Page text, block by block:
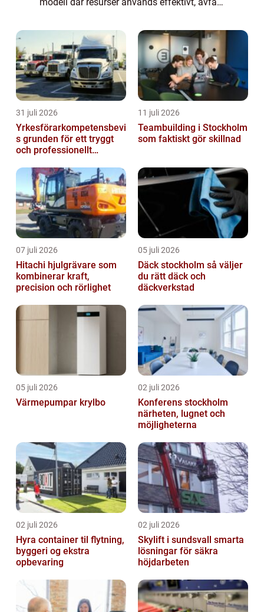
31 juli 2026
Yrkesförarkompetensbevi
s grunden för ett tryggt
och professionellt
11 juli 2026
Teambuilding i Stockholm
som faktiskt gör skillnad
07 juli 2026
Hitachi hjulgrävare som
kombinerar kraft,
precision och rörlighet
05 juli 2026
Däck stockholm så väljer
du rätt däck och
däckverkstad
05 juli 2026
Värmepumpar krylbo
02 juli 2026
Konferens stockholm
närheten, lugnet och
möjligheterna
02 juli 2026
Hyra container til flytning,
byggeri og ekstra
opbevaring
02 juli 2026
Skylift i sundsvall smarta
lösningar för säkra
höjdarbeten